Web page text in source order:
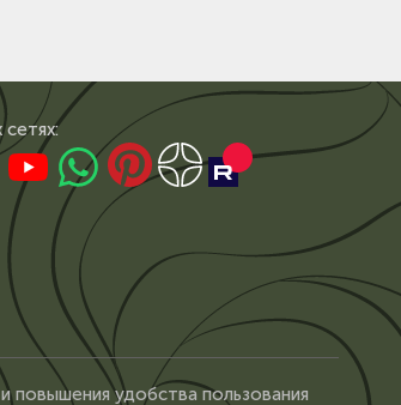
повышения удобства пользования